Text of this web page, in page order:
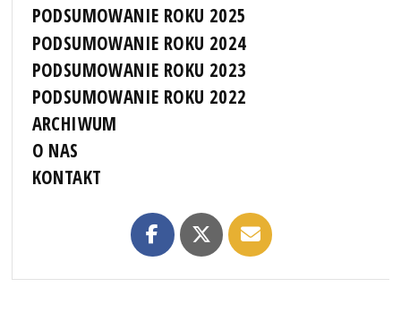
PODSUMOWANIE ROKU 2025
PODSUMOWANIE ROKU 2024
PODSUMOWANIE ROKU 2023
PODSUMOWANIE ROKU 2022
ARCHIWUM
O NAS
KONTAKT